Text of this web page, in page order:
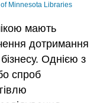
Minnesota Libraries
мають
дотримання
Однією з
спроб